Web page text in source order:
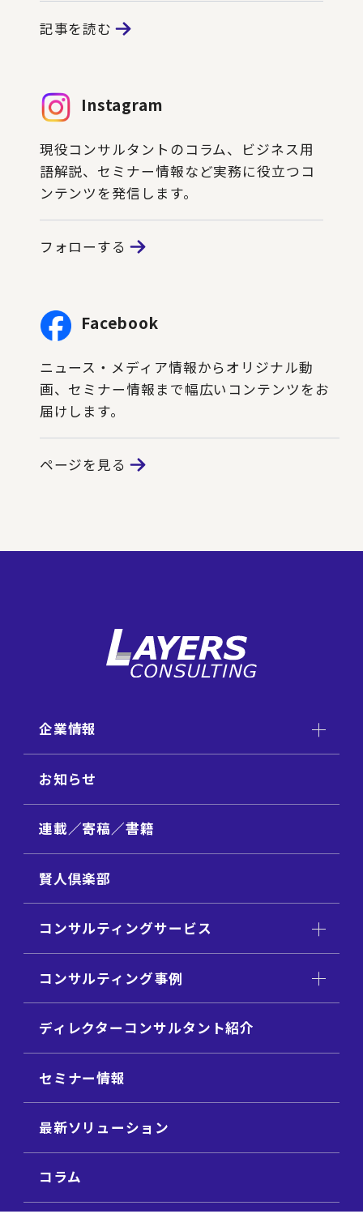
記事を読む
Instagram
現役コンサルタントのコラム、ビジネス用
語解説、セミナー情報など実務に役立つコ
ンテンツを発信します。
フォローする
Facebook
ニュース・メディア情報からオリジナル動
画、セミナー情報まで幅広いコンテンツをお
届けします。
ページを見る
企業情報
お知らせ
連載／寄稿／書籍
賢人倶楽部
コンサルティングサービス
コンサルティング事例
ディレクターコンサルタント紹介
セミナー情報
最新ソリューション
コラム